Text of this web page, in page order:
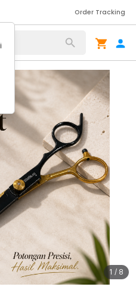
Order Tracking
1 / 8